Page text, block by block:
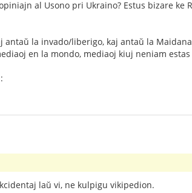
al Usono pri Ukraino? Estus bizare ke
la invado/liberigo, kaj antaŭ la
en la mondo, mediaoj kiuj neniam
laŭ vi, ne kulpigu vikipedion.